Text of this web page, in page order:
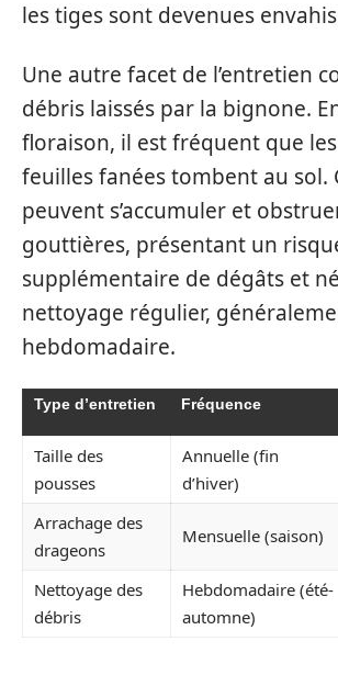
les tiges sont devenues
Une autre facet de l’entretien
débris laissés par la bignone.
floraison, il est fréquent que
feuilles fanées tombent au sol.
peuvent s’accumuler et
gouttières, présentant un
supplémentaire de dégâts et
nettoyage régulier,
hebdomadaire.
Type d’entretien Fréquence
Taille des
pousses
Annuelle (fin
d’hiver)
Arrachage des
drageons
Mensuelle (saison)
Nettoyage des
débris
Hebdomadaire (été-
automne)